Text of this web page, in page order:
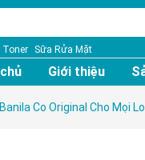
Toner Sữa Rửa Mặt
Giới thiệu
Co Original Cho Mọi